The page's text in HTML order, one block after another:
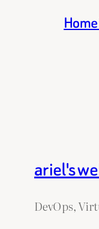
ariel's
DevOps,